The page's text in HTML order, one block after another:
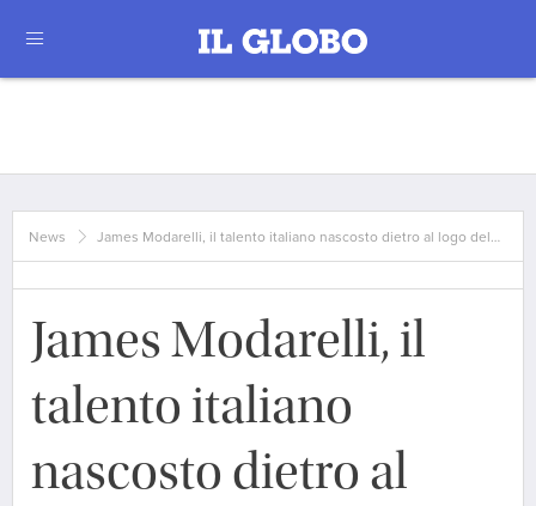
News James Modarelli, il talento italiano nascosto dietro al logo del…
James Modarelli, il
talento italiano
nascosto dietro al